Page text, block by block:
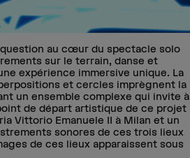
au cœur du spectacle solo
sur le terrain, danse et
expérience immersive unique. La
et cercles imprègnent la
un ensemble complexe qui invite à
de départ artistique de ce projet
Vittorio Emanuele II à Milan et un
sonores de ces trois lieux
de ces lieux apparaissent sous